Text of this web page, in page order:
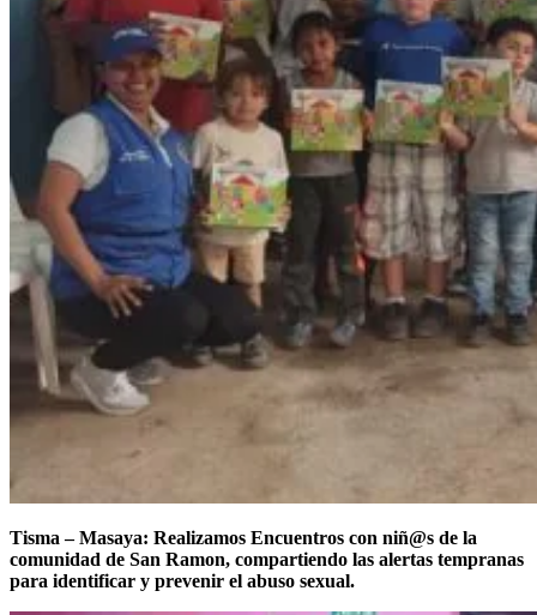
Tisma – Masaya: Realizamos Encuentros con niñ@s de la
comunidad de San Ramon, compartiendo las alertas tempranas
para identificar y prevenir el abuso sexual.